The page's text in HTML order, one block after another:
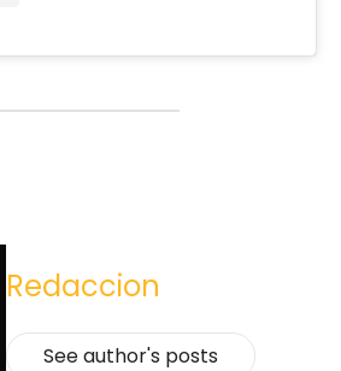
Redaccion
See author's posts